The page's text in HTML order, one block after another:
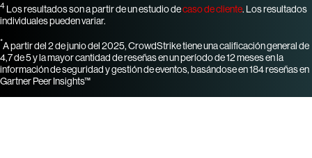
4 Los resultados son a partir de un estudio decaso de cliente. Los resultados
individuales pueden variar.
*A partir del 2 de junio del 2025, CrowdStrike tiene una calificación general de
4,7 de 5 y la mayor cantidad de reseñas en un período de 12 meses en la
información de seguridad y gestión de eventos, basándose en 184 reseñas en
Gartner Peer Insights™